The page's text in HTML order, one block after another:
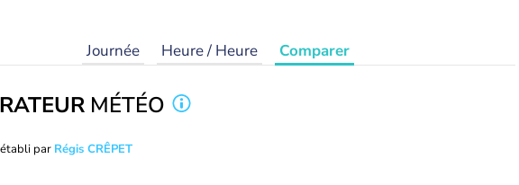
Journée Heure / Heure Comparer
MÉTÉO
par Régis CRÊPET